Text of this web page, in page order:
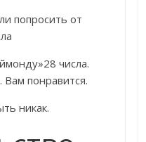
попросить от
числа.
Вам понравится.
никак.